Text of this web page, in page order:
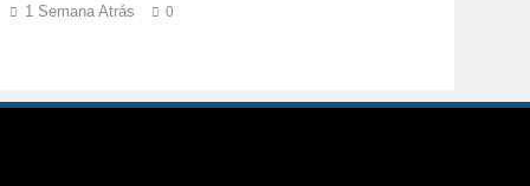
1 Semana Atrás 0